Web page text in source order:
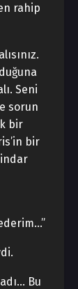
rahip
Seni
sorun
bir
bir
Bu